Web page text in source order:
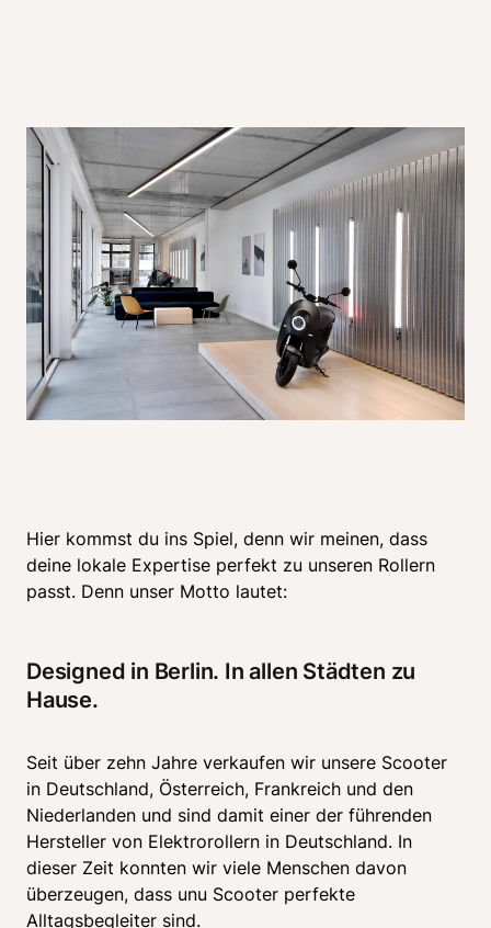
Hier kommst du ins Spiel, denn wir meinen, dass
deine lokale Expertise perfekt zu unseren Rollern
passt. Denn unser Motto lautet:
Designed in Berlin. In allen Städten zu
Hause.
Seit über zehn Jahre verkaufen wir unsere Scooter
in Deutschland, Österreich, Frankreich und den
Niederlanden und sind damit einer der führenden
Hersteller von Elektrorollern in Deutschland. In
dieser Zeit konnten wir viele Menschen davon
überzeugen, dass unu Scooter perfekte
Alltagsbegleiter sind.